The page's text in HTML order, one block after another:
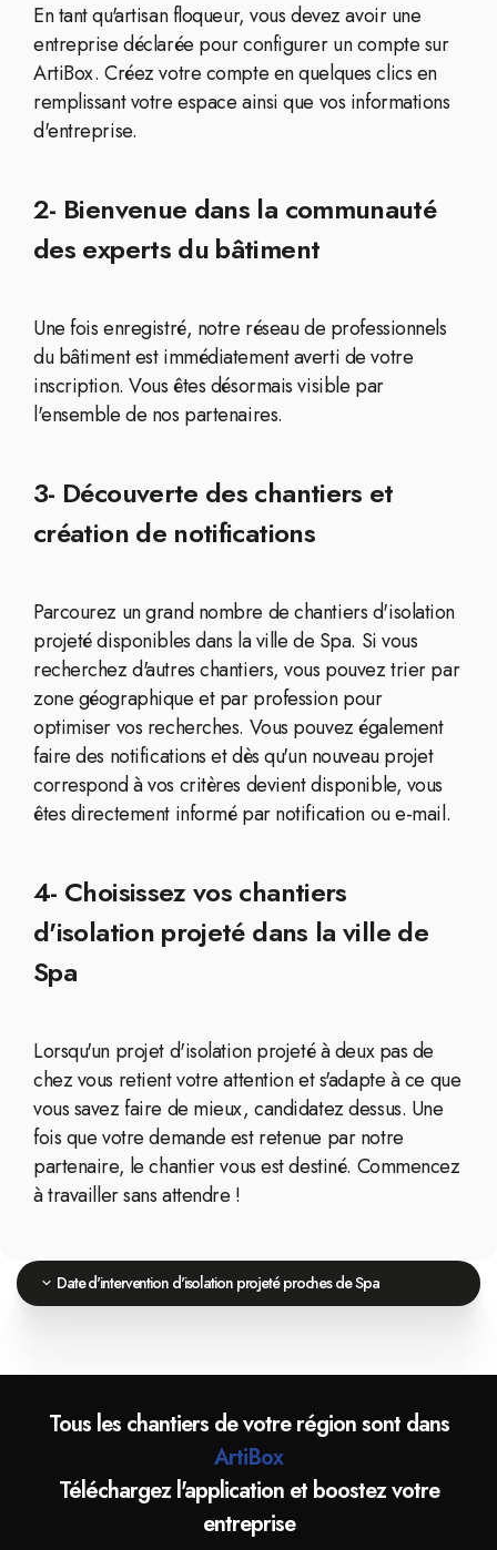
En tant qu'artisan floqueur, vous devez avoir une
entreprise déclarée pour configurer un compte sur
ArtiBox. Créez votre compte en quelques clics en
remplissant votre espace ainsi que vos informations
d'entreprise.
2- Bienvenue dans la communauté
des experts du bâtiment
Une fois enregistré, notre réseau de professionnels
du bâtiment est immédiatement averti de votre
inscription. Vous êtes désormais visible par
l'ensemble de nos partenaires.
3- Découverte des chantiers et
création de notifications
Parcourez un grand nombre de chantiers d'isolation
projeté disponibles dans la ville de Spa. Si vous
recherchez d'autres chantiers, vous pouvez trier par
zone géographique et par profession pour
optimiser vos recherches. Vous pouvez également
faire des notifications et dès qu'un nouveau projet
correspond à vos critères devient disponible, vous
êtes directement informé par notification ou e-mail.
4- Choisissez vos chantiers
d'isolation projeté dans la ville de
Spa
Lorsqu'un projet d'isolation projeté à deux pas de
chez vous retient votre attention et s'adapte à ce que
vous savez faire de mieux, candidatez dessus. Une
fois que votre demande est retenue par notre
partenaire, le chantier vous est destiné. Commencez
à travailler sans attendre !
Date d'intervention d'isolation projeté proches de Spa
Tous les chantiers de votre région sont dans
ArtiBox
Téléchargez l'application et boostez votre
entreprise